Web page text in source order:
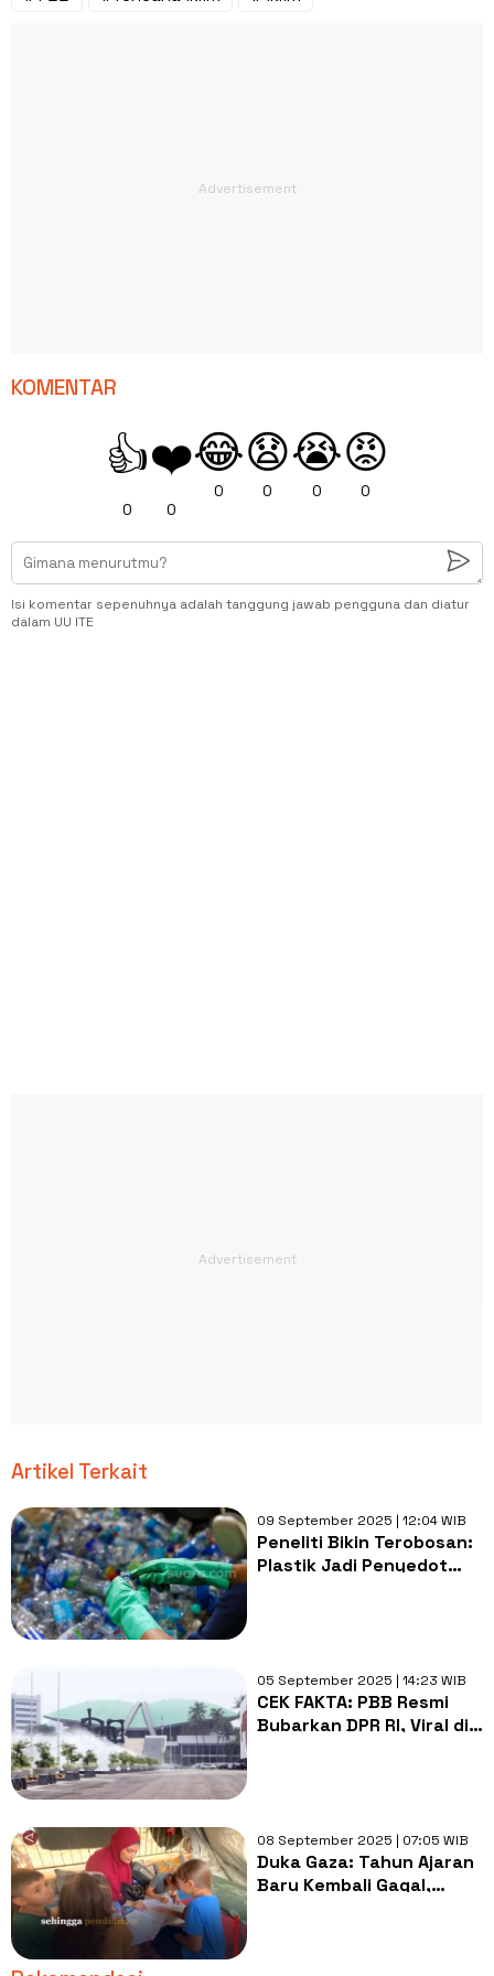
KOMENTAR
👍
0
❤️
0
😂
0
😧
0
😭
0
😡
0
Isi komentar sepenuhnya adalah tanggung jawab pengguna dan diatur
dalam UU ITE
Artikel Terkait
09 September 2025 | 12:04 WIB
Peneliti Bikin Terobosan:
Plastik Jadi Penyedot
05 September 2025 | 14:23 WIB
CEK FAKTA: PBB Resmi
Bubarkan DPR RI, Viral di
08 September 2025 | 07:05 WIB
Duka Gaza: Tahun Ajaran
Baru Kembali Gagal,